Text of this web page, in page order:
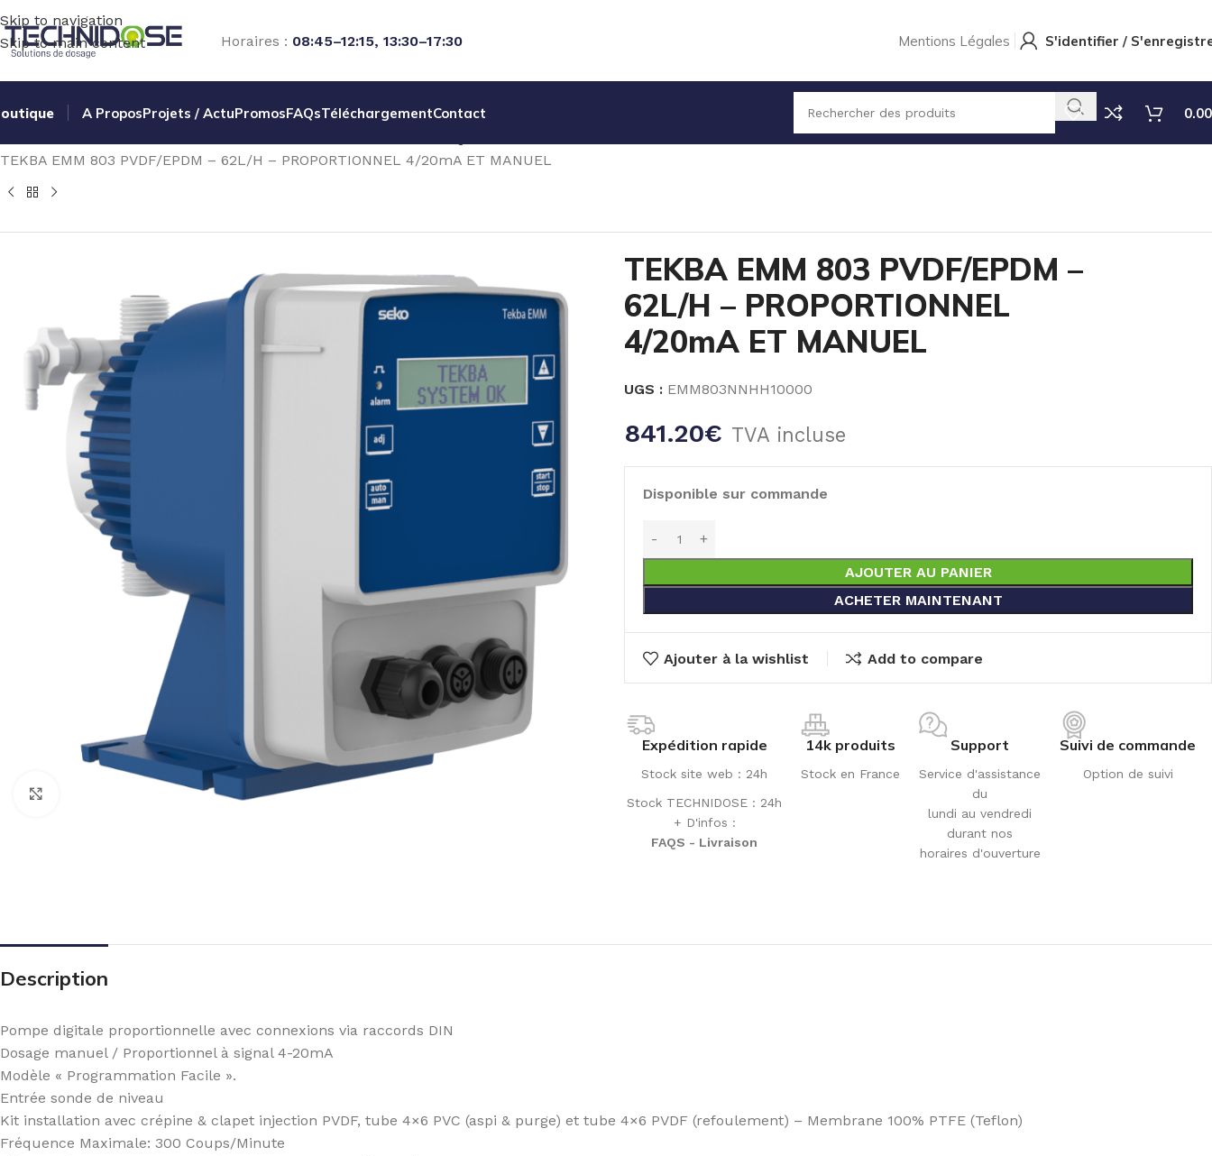
Skip to navigation
Skip to main content
Horaires : 08:45–12:15, 13:30–17:30 Mentions Légales S'identifier /
A ProposProjets / ActuPromosFAQsTéléchargementContact
0.00
TEKBA EMM 803 PVDF/EPDM – 62L/H – PROPORTIONNEL 4/20mA ET MANUEL
TEKBA EMM 803 PVDF/EPDM –
62L/H – PROPORTIONNEL
4/20mA ET MANUEL
UGS : EMM803NNHH10000
841.20€ TVA incluse
Disponible sur commande
AJOUTER AU PANIER
ACHETER MAINTENANT
Ajouter à la wishlist Add to compare
Expédition rapide
Stock site web : 24h
Stock TECHNIDOSE : 24h
+ D'infos :
FAQS - Livraison
14k produits
Stock en France
Support
Service d'assistance
du
lundi au vendredi
durant nos
horaires d'ouverture
Suivi de commande
Option de suivi
Description
Pompe digitale proportionnelle avec connexions via raccords DIN
Dosage manuel / Proportionnel à signal 4-20mA
Modèle « Programmation Facile ».
Entrée sonde de niveau
Kit installation avec crépine & clapet injection PVDF, tube 4×6 PVC (aspi & purge) et tube 4×6 PVDF (refoulement) – Membrane 100% PTFE (Teflon)
Fréquence Maximale: 300 Coups/Minute